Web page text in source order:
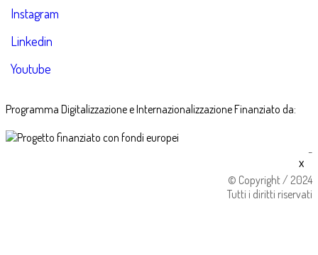
x
Instagram
Linkedin
Youtube
Programma Digitalizzazione e Internazionalizzazione Finanziato da:
-
© Copyright / 2024
Tutti i diritti riservati